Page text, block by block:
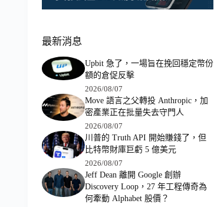
最新消息
Upbit 急了，一場旨在挽回穩定幣份
額的倉促反擊
2026/08/07
Move 語言之父轉投 Anthropic，加
密產業正在批量失去守門人
2026/08/07
川普的 Truth API 開始賺錢了，但
比特幣財庫巨虧 5 億美元
2026/08/07
Jeff Dean 離開 Google 創辦
Discovery Loop，27 年工程傳奇為
何牽動 Alphabet 股價？